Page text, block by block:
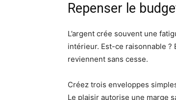
Repenser le
L’argent crée souvent une
intérieur. Est-ce raisonnable ?
reviennent sans cesse.
Créez trois enveloppes
Le plaisir autorise une marge